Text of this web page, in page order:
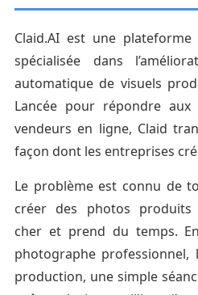
Claid.AI est une plateforme
spécialisée dans
automatique de visuels
Lancée pour répondre aux
vendeurs en ligne, Claid
façon dont les entreprises
Le problème est connu de
créer des photos produits
cher et prend du temps.
photographe
production, une simple